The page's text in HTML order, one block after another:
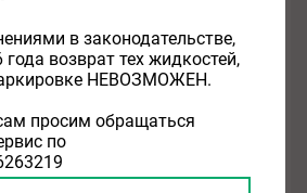
и срокив законодательстве,
возврат тех жидкостей,
НЕВОЗМОЖЕН.
просим обращаться
по